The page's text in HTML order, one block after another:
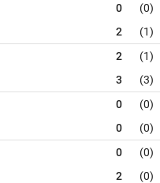
0
(0)
2 (1)
2
(1)
3 (3)
0
(0)
0 (0)
0
(0)
2 (0)